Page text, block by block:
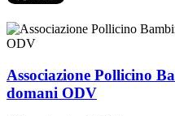
Associazione Pollicino
domani ODV